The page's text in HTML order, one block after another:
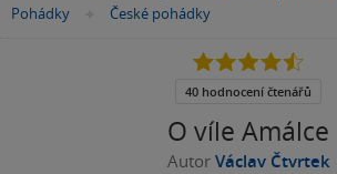
se
» »
Pohádky »
České pohádky
O víle Amálce
Autor Václav Čtvrtek
4.5
5
40 hodnocení čtenářů